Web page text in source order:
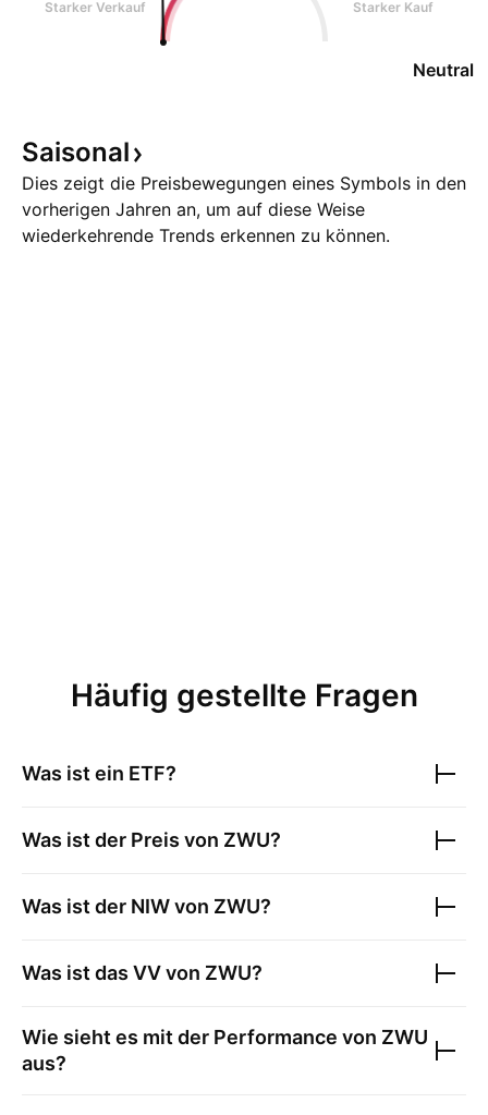
Starker Verkauf Starker Kauf
Neutral
Saisonal
Dies zeigt die Preisbewegungen eines Symbols in den
vorherigen Jahren an, um auf diese Weise
wiederkehrende Trends erkennen zu können.
Häufig gestellte Fragen
Was ist ein ETF?
Was ist der Preis von ZWU?
Was ist der NIW von ZWU?
Was ist das VV von ZWU?
Wie sieht es mit der Performance von ZWU
aus?